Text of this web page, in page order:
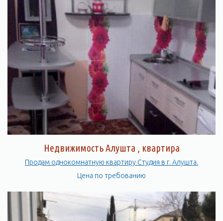
Недвижимость Алушта , квартира
Продам однокомнатную квартиру Студия в г. Алушта.
Цена по требованию